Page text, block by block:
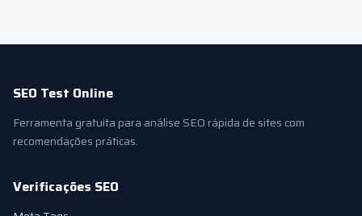
SEO Test Online
Ferramenta gratuita para análise SEO rápida de sites com
recomendações práticas.
Verificações SEO